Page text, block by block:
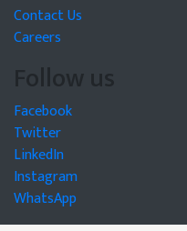
Contact Us
Careers
Follow us
Facebook
Twitter
LinkedIn
Instagram
WhatsApp